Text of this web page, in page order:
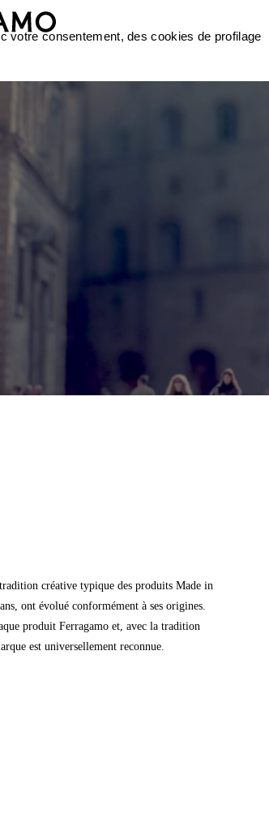
créative typique des produits Made in
ont évolué conformément à ses origines.
produit Ferragamo et, avec la tradition
est universellement reconnue.
votre consentement, des cookies de profilage